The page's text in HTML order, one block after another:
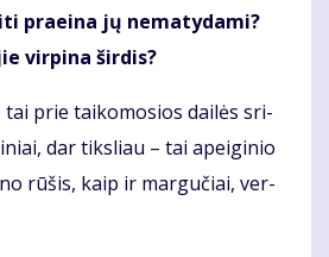
pra­ei­na jų ne­ma­ty­da­mi?
vir­pi­na šir­dis?
tai prie tai­ko­mo­sios dai­lės sri­
dar tiks­liau – tai apei­gi­nio
rū­šis, kaip ir mar­gu­čiai, ver­